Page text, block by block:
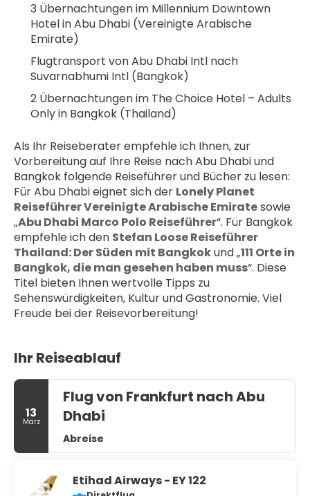
3 Übernachtungen im Millennium Downtown
Hotel in Abu Dhabi (Vereinigte Arabische
Emirate)
Flugtransport von Abu Dhabi Intl nach
Suvarnabhumi Intl (Bangkok)
2 Übernachtungen im The Choice Hotel – Adults
Only in Bangkok (Thailand)
Als Ihr Reiseberater empfehle ich Ihnen, zur
Vorbereitung auf Ihre Reise nach Abu Dhabi und
Bangkok folgende Reiseführer und Bücher zu lesen:
Für Abu Dhabi eignet sich der Lonely Planet
Reiseführer Vereinigte Arabische Emirate sowie
„Abu Dhabi Marco Polo Reiseführer“. Für Bangkok
empfehle ich den Stefan Loose Reiseführer
Thailand: Der Süden mit Bangkok und „111 Orte in
Bangkok, die man gesehen haben muss“. Diese
Titel bieten Ihnen wertvolle Tipps zu
Sehenswürdigkeiten, Kultur und Gastronomie. Viel
Freude bei der Reisevorbereitung!
Ihr Reiseablauf
13
März
Flug von Frankfurt nach Abu
Dhabi
Abreise
Etihad Airways - EY 122